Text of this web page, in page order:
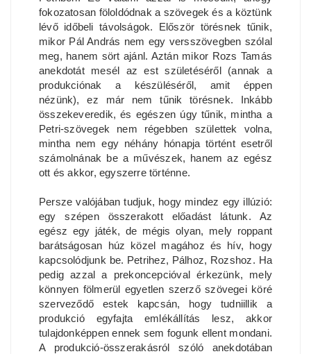
fokozatosan föloldódnak a szövegek és a köztünk
lévő időbeli távolságok. Először törésnek tűnik,
mikor Pál András nem egy versszövegben szólal
meg, hanem sört ajánl. Aztán mikor Rozs Tamás
anekdotát mesél az est születéséről (annak a
produkciónak a készüléséről, amit éppen
nézünk), ez már nem tűnik törésnek. Inkább
összekeveredik, és egészen úgy tűnik, mintha a
Petri-szövegek nem régebben születtek volna,
mintha nem egy néhány hónapja történt esetről
számolnának be a művészek, hanem az egész
ott és akkor, egyszerre történne.
Persze valójában tudjuk, hogy mindez egy illúzió:
egy szépen összerakott előadást látunk. Az
egész egy játék, de mégis olyan, mely roppant
barátságosan húz közel magához és hív, hogy
kapcsolódjunk be. Petrihez, Pálhoz, Rozshoz. Ha
pedig azzal a prekoncepcióval érkezünk, mely
könnyen fölmerül egyetlen szerző szövegei köré
szerveződő estek kapcsán, hogy tudniillik a
produkció egyfajta emlékállítás lesz, akkor
tulajdonképpen ennek sem fogunk ellent mondani.
A produkció-összerakásról szóló anekdotában